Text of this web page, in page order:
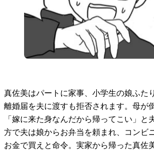
真佐美はパートに家事、小学生の娘ふた
離婚届を夫に渡すも拒否されます。母が
「嫁に来た身なんだから帰ってこい」と
方で夫は娘からお弁当を頼まれ、コンビ
お金で買えと命令。実家から帰った真佐